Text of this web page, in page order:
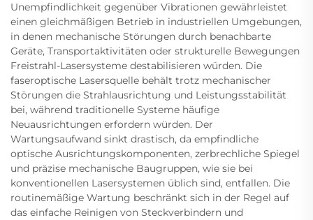
Unempfindlichkeit gegenüber Vibrationen gewährleistet
einen gleichmäßigen Betrieb in industriellen Umgebungen,
in denen mechanische Störungen durch benachbarte
Geräte, Transportaktivitäten oder strukturelle Bewegungen
Freistrahl-Lasersysteme destabilisieren würden. Die
faseroptische Lasersquelle behält trotz mechanischer
Störungen die Strahlausrichtung und Leistungsstabilität
bei, während traditionelle Systeme häufige
Neuausrichtungen erfordern würden. Der
Wartungsaufwand sinkt drastisch, da empfindliche
optische Ausrichtungskomponenten, zerbrechliche Spiegel
und präzise mechanische Baugruppen, wie sie bei
konventionellen Lasersystemen üblich sind, entfallen. Die
routinemäßige Wartung beschränkt sich in der Regel auf
das einfache Reinigen von Steckverbindern und